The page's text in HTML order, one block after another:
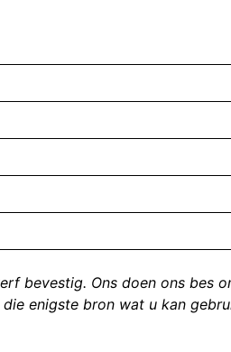
bevestig. Ons doen ons bes
enigste bron wat u kan